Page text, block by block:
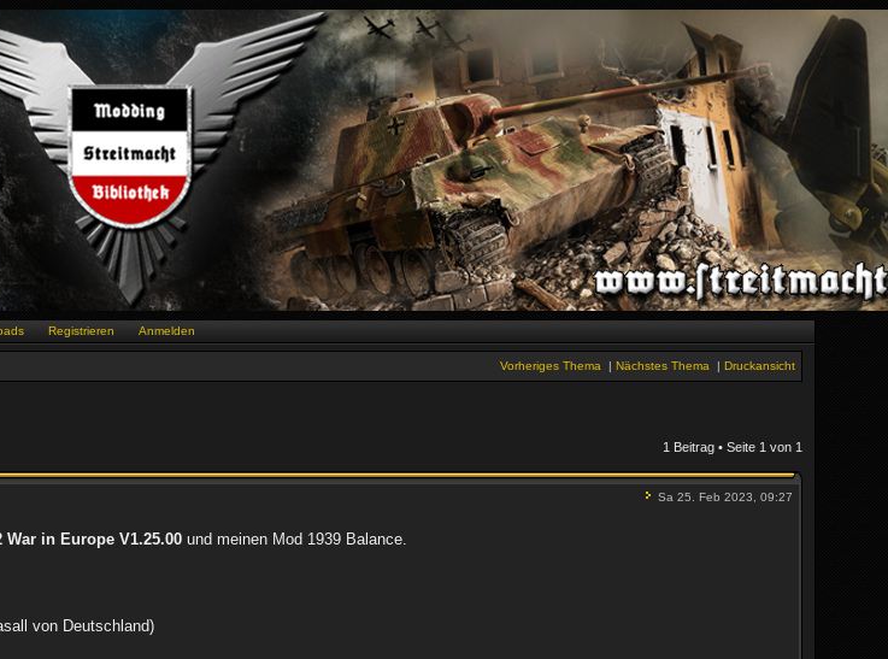
Registrieren Anmelden
Druckansicht
Nächstes Thema |
Vorheriges Thema |
1 Beitrag • Seite 1 von 1
Sa 25. Feb 2023, 09:27
in Europe V1.25.00 und meinen Mod 1939 Balance.
von Deutschland)